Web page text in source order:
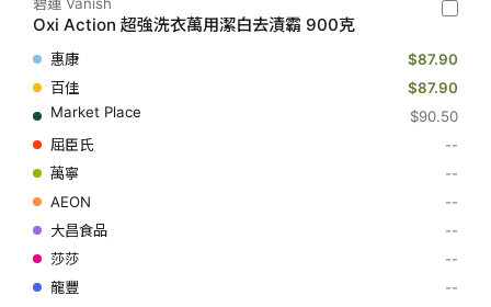
碧
Vanish
-
Oxi
超
衣
用
去
Oxi Action 超強洗衣萬用潔白去漬霸 900克
$87.90
$87.90
$90.50
--
--
--
--
--
--